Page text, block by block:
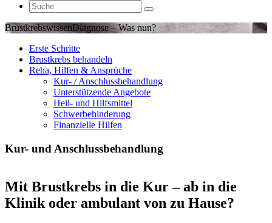
BrustkrebswissenDiagnose – Was nun?
Erste Schritte
Brustkrebs behandeln
Reha, Hilfen & Ansprüche
Kur- / Anschlussbehandlung
Unterstützende Angebote
Heil- und Hilfsmittel
Schwerbehinderung
Finanzielle Hilfen
Kur- und Anschlussbehandlung
Mit Brustkrebs in die Kur – ab in die
Klinik oder ambulant von zu Hause?